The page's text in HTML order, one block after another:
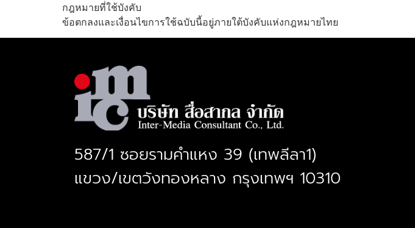
กฎหมายที่ใช้บังคับ
ข้อตกลงและเงื่อนไขการใช้ฉบับนี้อยู่ภายใต้บังคับแห่งกฎหมายไทย
587/1 ซอยรามคำแหง 39 (เทพลีลา1)
แขวง/เขตวังทองหลาง กรุงเทพฯ 10310